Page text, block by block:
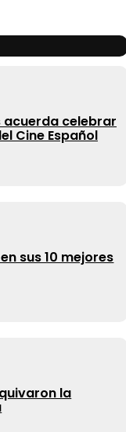
acuerda celebrar
Cine Español
sus 10 mejores
la